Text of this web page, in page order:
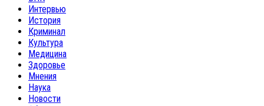
Интервью
История
Криминал
Культура
Медицина
Здоровье
Мнения
Наука
Новости